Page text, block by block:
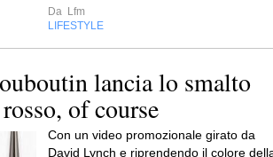
Da Lfm
LIFESTYLE
lancia lo smalto
of course
Con un video promozionale girato da
David Lynch e riprendendo il colore